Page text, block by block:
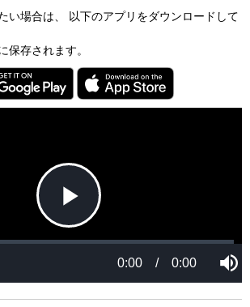
い場合は、 以下のアプリをダウンロードして
存されます。
P
l
0:00 / 0:00
M
t